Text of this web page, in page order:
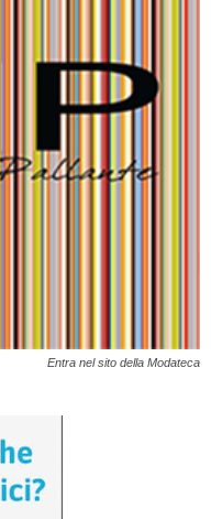
Entra nel sito della Modateca